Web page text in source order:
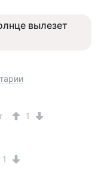
вылезет
1
1